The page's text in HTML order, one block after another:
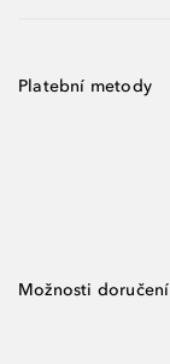
Platební metody
Možnosti doručení